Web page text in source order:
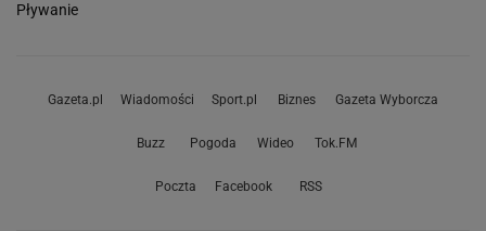
Pływanie
Gazeta.pl Wiadomości Sport.pl Biznes Gazeta Wyborcza
Buzz Pogoda Wideo Tok.FM
Poczta Facebook RSS